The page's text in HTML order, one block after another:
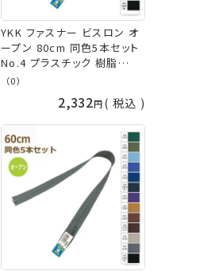
YKK ファスナー ビスロン オ
ープン 80cm 同色5本セット
No.4 プラスチック 樹脂
4VSO-80BL ネコポス可 手
（0）
2,332 税込